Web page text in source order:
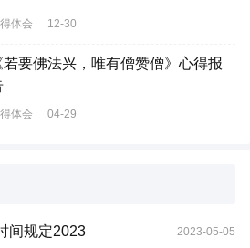
体会 12-30
若要佛法兴，唯有僧赞僧》心得报
体会 04-29
间规定2023 2023-05-05